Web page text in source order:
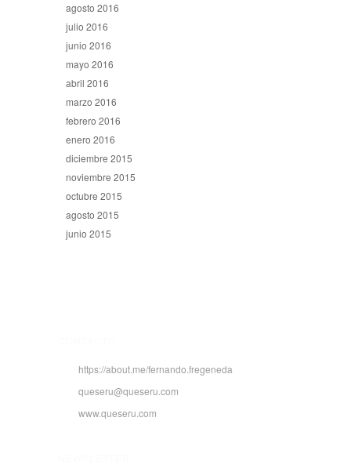
agosto 2016
julio 2016
junio 2016
mayo 2016
abril 2016
marzo 2016
febrero 2016
enero 2016
diciembre 2015
noviembre 2015
octubre 2015
agosto 2015
junio 2015
https://about.me/fernando.fregeneda
queseru@queseru.com
www.queseru.com